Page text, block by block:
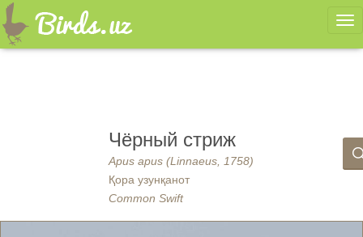
Чёрный стриж
Apus apus (Linnaeus, 1758)
Қора узунқанот
Common Swift